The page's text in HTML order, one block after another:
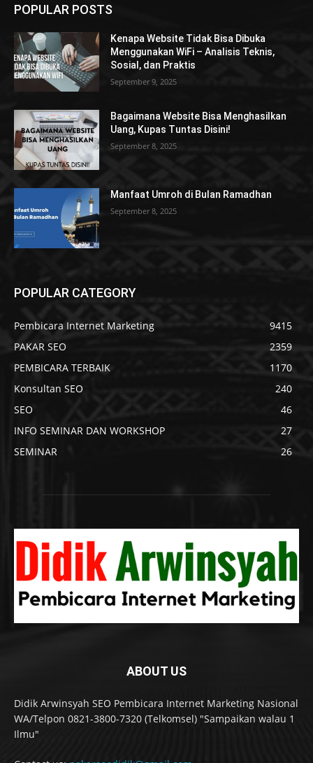
POPULAR POSTS
Kenapa Website Tidak Bisa Dibuka
Menggunakan WiFi – Analisis Teknis,
Sosial, dan Praktis
September 9, 2025
Bagaimana Website Bisa Menghasilkan
Uang, Kupas Tuntas Disini!
September 8, 2025
Manfaat Umroh di Bulan Ramadhan
September 8, 2025
POPULAR CATEGORY
Pembicara Internet Marketing
9415
PAKAR SEO
2359
PEMBICARA TERBAIK
1170
Konsultan SEO
240
SEO
46
INFO SEMINAR DAN WORKSHOP
27
SEMINAR
26
ABOUT US
Didik Arwinsyah SEO Pembicara Internet Marketing Nasional
WA/Telpon 0821-3800-7320 (Telkomsel) "Sampaikan walau 1
Ilmu"